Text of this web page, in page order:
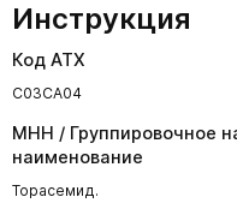
Инструкция
Код АТХ
C03CA04
МНН / Группировочное
наименование
Торасемид.